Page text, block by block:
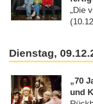
„Die
Dienstag,
„70
und